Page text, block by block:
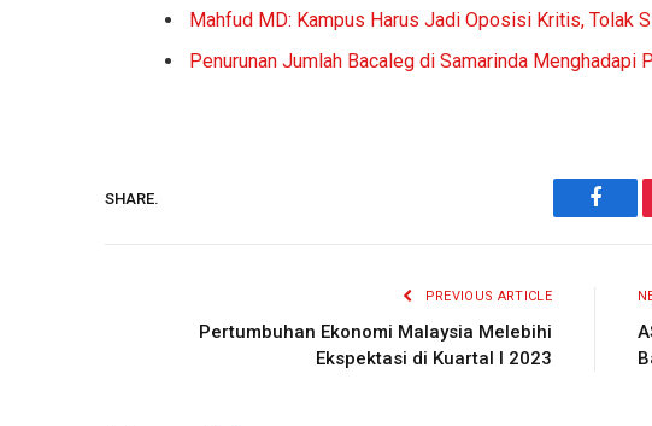
Mahfud MD: Kampus Harus Jadi Oposisi Kritis, Tolak
Penurunan Jumlah Bacaleg di Samarinda Menghadapi
SHARE.
PREVIOUS ARTICLE
Pertumbuhan Ekonomi Malaysia Melebihi
Ekspektasi di Kuartal I 2023